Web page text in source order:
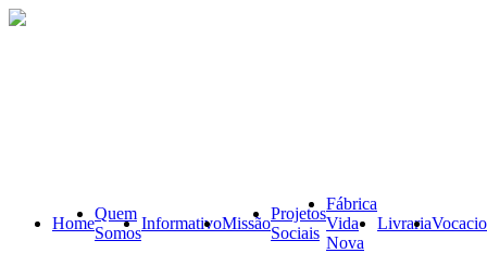
Home
Quem
Somos
InformativoMissão
Projetos
Sociais
Fábrica
Vida
Nova
Livraria